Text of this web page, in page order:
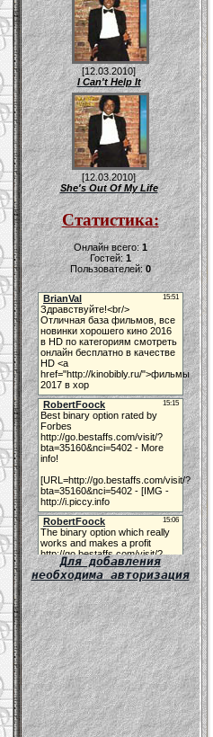
[12.03.2010]
I Can't Help It
[12.03.2010]
She's Out Of My Life
Статистика:
Онлайн всего:1
Гостей:1
Пользователей:0
Для добавления
необходима авторизация